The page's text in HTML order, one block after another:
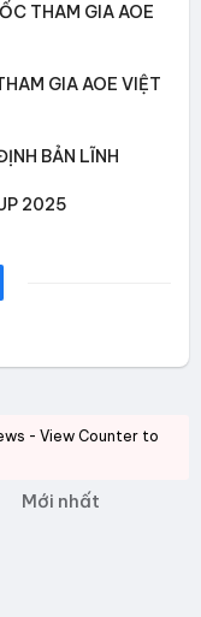
THAM GIA AOE
GIA AOE VIỆT
BẢN LĨNH
2025
- View Counter to
Mới nhất